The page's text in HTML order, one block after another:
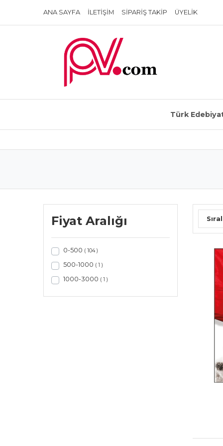
ANA SAYFA İLETIŞIM SIPARIŞ TAKIP ÜYELIK
Türk
Fiyat Aralığı
0-500 ( 104 )
500-1000 ( 1 )
1000-3000 ( 1 )